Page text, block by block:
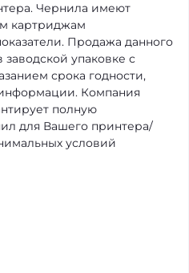
Чернила имеют
картриджам
Продажа данного
упаковке с
срока годности,
Компания
полную
для Вашего принтера/
условий